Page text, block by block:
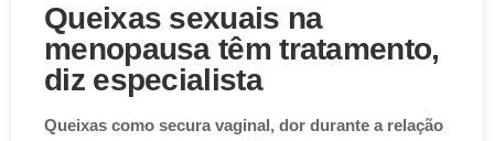
Queixas sexuais na
menopausa têm tratamento,
diz especialista
Queixas como secura vaginal, dor durante a relação